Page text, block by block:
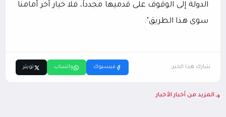
الدولة إلى الوقوف على قدميها مجدداً، فلا خيار آخر أمامنا
سوى هذا الطريق".
شارك هذا الخبر: فيسبوك واتساب تويتر
المزيد من أخبار الأخبار